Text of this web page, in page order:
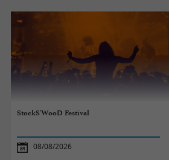
StockS'WooD Festival
08/08/2026